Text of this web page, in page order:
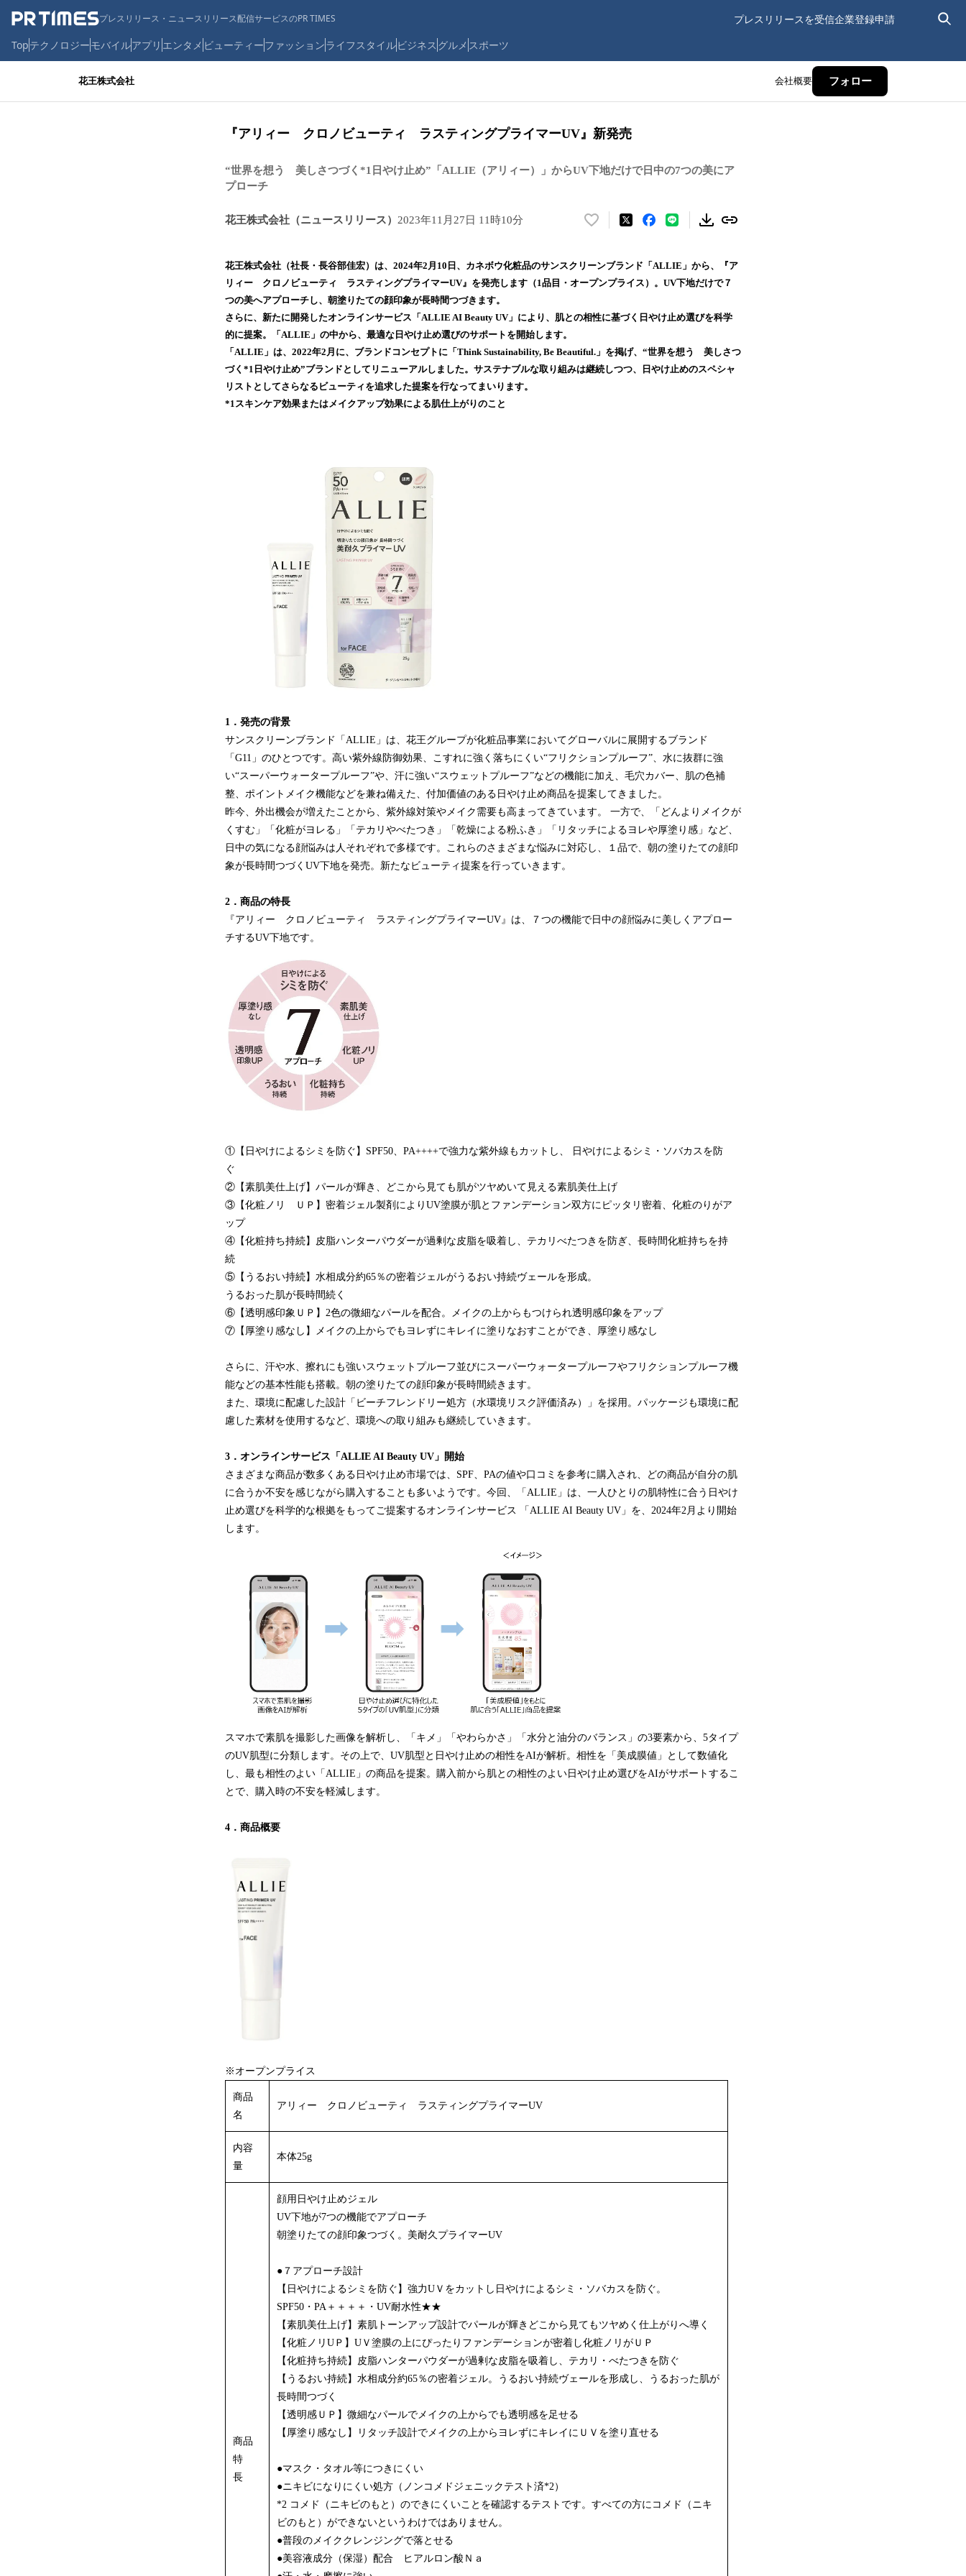
プレスリリース・ニュースリリース配信サービスのPR TIMES プレスリリースを受信企業登録申請
Topテクノロジーモバイルアプリ エンタメ ビューティーファッションライフスタイルビジネス グルメ スポーツ
花王株式会社 会社概要 フォロー
『アリィー クロノビューティ ラスティングプライマーUV』新発売
“世界を想う 美しさつづく*1日やけ止め”「ALLIE（アリィー）」からUV下地だけで日中の7つの美にア
プローチ
花王株式会社（ニュースリリース） 2023年11月27日 11時10分
い
！
数
読
込
み
中
花王株式会社（社長・長谷部佳宏）は、2024年2月10日、カネボウ化粧品のサンスクリーンブランド「ALLIE」から、『ア
リィー クロノビューティ ラスティングプライマーUV』を発売します（1品目・オープンプライス）。UV下地だけで７
つの美へアプローチし、朝塗りたての顔印象が長時間つづきます。
さらに、新たに開発したオンラインサービス「ALLIE AI Beauty UV」により、肌との相性に基づく日やけ止め選びを科学
的に提案。「ALLIE」の中から、最適な日やけ止め選びのサポートを開始します。
「ALLIE」は、2022年2月に、ブランドコンセプトに「Think Sustainability, Be Beautiful.」を掲げ、“世界を想う 美しさつ
づく*1日やけ止め”ブランドとしてリニューアルしました。サステナブルな取り組みは継続しつつ、日やけ止めのスペシャ
リストとしてさらなるビューティを追求した提案を行なってまいります。
*1スキンケア効果またはメイクアップ効果による肌仕上がりのこと
1．発売の背景
サンスクリーンブランド「ALLIE」は、花王グループが化粧品事業においてグローバルに展開するブランド
「G11」のひとつです。高い紫外線防御効果、こすれに強く落ちにくい“フリクションプルーフ”、水に抜群に強
い“スーパーウォータープルーフ”や、汗に強い“スウェットプルーフ”などの機能に加え、毛穴カバー、肌の色補
整、ポイントメイク機能などを兼ね備えた、付加価値のある日やけ止め商品を提案してきました。
昨今、外出機会が増えたことから、紫外線対策やメイク需要も高まってきています。 一方で、「どんよりメイクが
くすむ」「化粧がヨレる」「テカリやべたつき」「乾燥による粉ふき」「リタッチによるヨレや厚塗り感」など、
日中の気になる顔悩みは人それぞれで多様です。これらのさまざまな悩みに対応し、１品で、朝の塗りたての顔印
象が長時間つづくUV下地を発売。新たなビューティ提案を行っていきます。
2．商品の特長
『アリィー クロノビューティ
ラスティングプライマーUV』は、７つの機能で日中の顔悩みに美しくアプロー
チするUV下地です。
①【日やけによるシミを防ぐ】SPF50、PA++++で強力な紫外線もカットし、 日やけによるシミ・ソバカスを防
ぐ
②【素肌美仕上げ】パールが輝き、どこから見ても肌がツヤめいて見える素肌美仕上げ
③【化粧ノリ ＵＰ】密着ジェル製剤によりUV塗膜が肌とファンデーション双方にピッタリ密着、化粧のりがア
ップ
④【化粧持ち持続】皮脂ハンターパウダーが過剰な皮脂を吸着し、テカリべたつきを防ぎ、長時間化粧持ちを持
続
⑤【うるおい持続】水相成分約65％の密着ジェルがうるおい持続ヴェールを形成。
うるおった肌が長時間続く
⑥【透明感印象ＵＰ】2色の微細なパールを配合。メイクの上からもつけられ透明感印象をアップ
⑦【厚塗り感なし】メイクの上からでもヨレずにキレイに塗りなおすことができ、厚塗り感なし
さらに、汗や水、擦れにも強いスウェットプルーフ並びにスーパーウォータープルーフやフリクションプルーフ機
能などの基本性能も搭載。朝の塗りたての顔印象が長時間続きます。
また、環境に配慮した設計「ビーチフレンドリー処方（水環境リスク評価済み）」を採用。パッケージも環境に配
慮した素材を使用するなど、環境への取り組みも継続していきます。
3．オンラインサービス「ALLIE AI Beauty UV」開始
さまざまな商品が数多くある日やけ止め市場では、SPF、PAの値や口コミを参考に購入され、どの商品が自分の肌
に合うか不安を感じながら購入することも多いようです。今回、「ALLIE」は、一人ひとりの肌特性に合う日やけ
止め選びを科学的な根拠をもってご提案するオンラインサービス 「ALLIE AI Beauty UV」を、2024年2月より開始
します。
スマホで素肌を撮影した画像を解析し、「キメ」「やわらかさ」「水分と油分のバランス」の3要素から、5タイプ
のUV肌型に分類します。その上で、UV肌型と日やけ止めの相性をAIが解析。相性を「美成膜値」として数値化
し、最も相性のよい「ALLIE」の商品を提案。購入前から肌との相性のよい日やけ止め選びをAIがサポートするこ
とで、購入時の不安を軽減します。
4．商品概要
※オープンプライス
商品
名
アリィー クロノビューティ ラスティングプライマーUV
内容
量
本体25g
商品
特
長
顔用日やけ止めジェル
UV下地が7つの機能でアプローチ
朝塗りたての顔印象つづく。美耐久プライマーUV
●７アプローチ設計
【日やけによるシミを防ぐ】強力UＶをカットし日やけによるシミ・ソバカスを防ぐ。
SPF50・PA＋＋＋＋・UV耐水性★★
【素肌美仕上げ】素肌トーンアップ設計でパールが輝きどこから見てもツヤめく仕上がりへ導く
【化粧ノリUＰ】UＶ塗膜の上にぴったりファンデーションが密着し化粧ノリがＵＰ
【化粧持ち持続】皮脂ハンターパウダーが過剰な皮脂を吸着し、テカリ・べたつきを防ぐ
【うるおい持続】水相成分約65％の密着ジェル。うるおい持続ヴェールを形成し、うるおった肌が
長時間つづく
【透明感ＵＰ】微細なパールでメイクの上からでも透明感を足せる
【厚塗り感なし】リタッチ設計でメイクの上からヨレずにキレイにＵＶを塗り直せる
●マスク・タオル等につきにくい
●ニキビになりにくい処方（ノンコメドジェニックテスト済*2）
*2 コメド（ニキビのもと）のできにくいことを確認するテストです。すべての方にコメド（ニキ
ビのもと）ができないというわけではありません。
●普段のメイククレンジングで落とせる
●美容液成分（保湿）配合 ヒアルロン酸Ｎａ